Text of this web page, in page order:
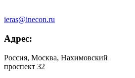
ieras@inecon.ru
Адрес:
Россия, Москва, Нахимовский
проспект 32